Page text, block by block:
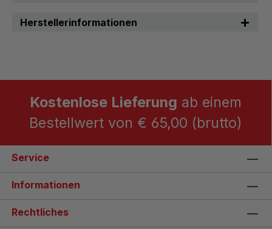
Herstellerinformationen
Kostenlose Lieferung ab einem
Bestellwert von € 65,00 (brutto)
Service
Informationen
Rechtliches